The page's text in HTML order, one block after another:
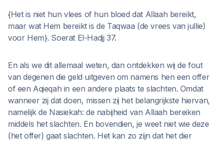
{Het is niet hun vlees of hun bloed dat Allaah bereikt,
maar wat Hem bereikt is de Taqwaa (de vrees van jullie)
voor Hem}. Soerat El-Hadjj 37.
En als we dit allemaal weten, dan ontdekken wij de fout
van degenen die geld uitgeven om namens hen een offer
of een Aqieqah in een andere plaats te slachten. Omdat
wanneer zij dat doen, missen zij het belangrijkste hiervan,
namelijk de Nasiekah: de nabijheid van Allaah bereiken
middels het slachten. En bovendien, je weet niet wie deze
(het offer) gaat slachten. Het kan zo zijn dat het dier